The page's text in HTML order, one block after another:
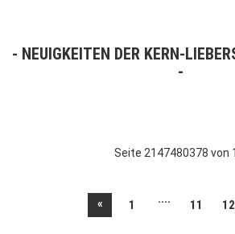
NEUIGKEITEN DER KERN-
Seite 2147480378 von
« 1 .... 11 12